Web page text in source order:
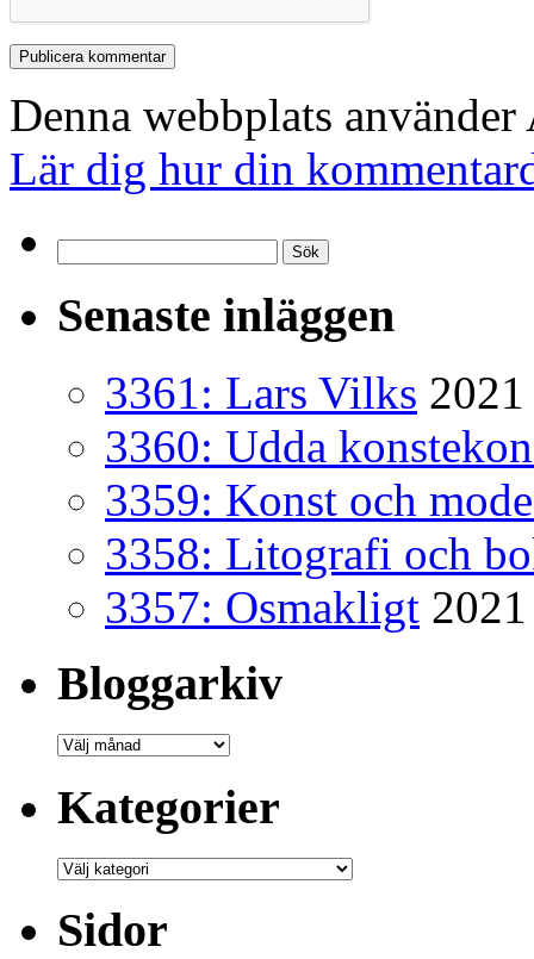
Denna webbplats
Lär dig hur din
efter:
Senaste inläggen
3361: Lars Vilks
3360: Udda
3359: Konst och
3358: Litografi och
3357: Osmakligt
Bloggarkiv
Bloggarkiv
Kategorier
Kategorier
Sidor